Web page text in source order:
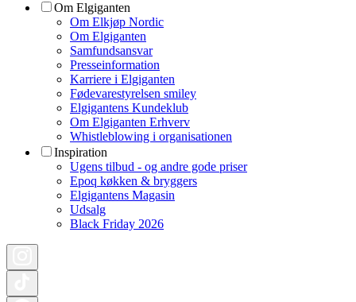
Om Elgiganten
Om Elkjøp Nordic
Om Elgiganten
Samfundsansvar
Presseinformation
Karriere i Elgiganten
Fødevarestyrelsen smiley
Elgigantens Kundeklub
Om Elgiganten Erhverv
Whistleblowing i organisationen
Inspiration
Ugens tilbud - og andre gode priser
Epoq køkken & bryggers
Elgigantens Magasin
Udsalg
Black Friday 2026